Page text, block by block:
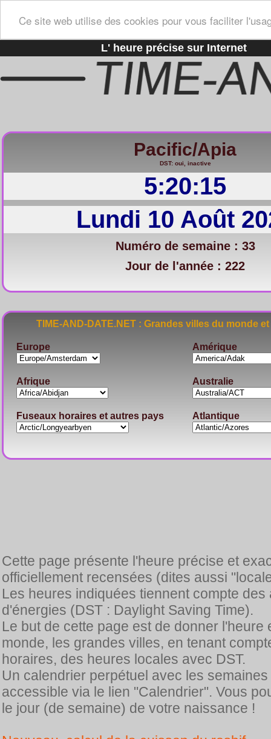
Ce site web utilise des cookies pour vous faciliter
L' heure précise sur Internet
Pacific/Apia
DST: oui, inactive
5:20:16
Lundi 10 Août
Numéro de semaine : 33
Jour de l'année : 222
TIME-AND-DATE.NET : Grandes villes du
Europe Amérique
Afrique Australie
Fuseaux horaires et autres pays Atlantique
Cette page présente l'heure précise et
officiellement recensées (dites aussi
Les heures indiquées tiennent compte
d'énergies (DST : Daylight Saving Time).
Le but de cette page est de donner
monde, les grandes villes, en tenant
horaires, des heures locales avec DST.
Un calendrier perpétuel avec les
accessible via le lien "Calendrier". Vous
le jour (de semaine) de votre naissance !